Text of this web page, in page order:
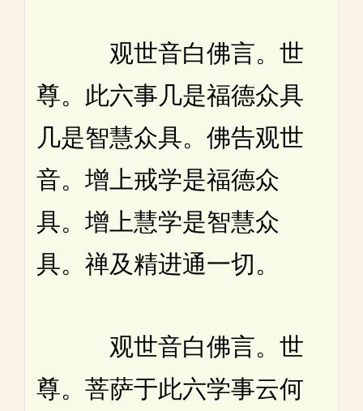
观世音白佛言。世
尊。此六事几是福德众具
几是智慧众具。佛告观世
音。增上戒学是福德众
具。增上慧学是智慧众
具。禅及精进通一切。
观世音白佛言。世
尊。菩萨于此六学事云何